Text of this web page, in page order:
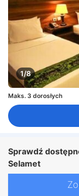
1/8
Maks. 3 dorosłych
Sprawdź
Selamet